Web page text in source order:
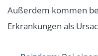
Außerdem kommen
Erkrankungen als